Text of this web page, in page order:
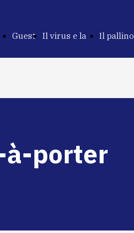
Guest Il virus e la Il pallino
parità
à-porter